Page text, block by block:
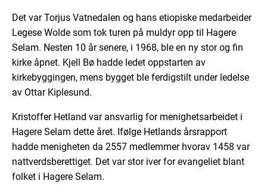
Det var Torjus Vatnedalen og hans etiopiske medarbeider
Legese Wolde som tok turen på muldyr opp til Hagere
Selam. Nesten 10 år senere, i 1968, ble en ny stor og fin
kirke åpnet. Kjell Bø hadde ledet oppstarten av
kirkebyggingen, mens bygget ble ferdigstilt under ledelse
av Ottar Kiplesund.
Kristoffer Hetland var ansvarlig for menighetsarbeidet i
Hagere Selam dette året. Ifølge Hetlands årsrapport
hadde menigheten da 2557 medlemmer hvorav 1458 var
nattverdsberettiget. Det var stor iver for evangeliet blant
folket i Hagere Selam.